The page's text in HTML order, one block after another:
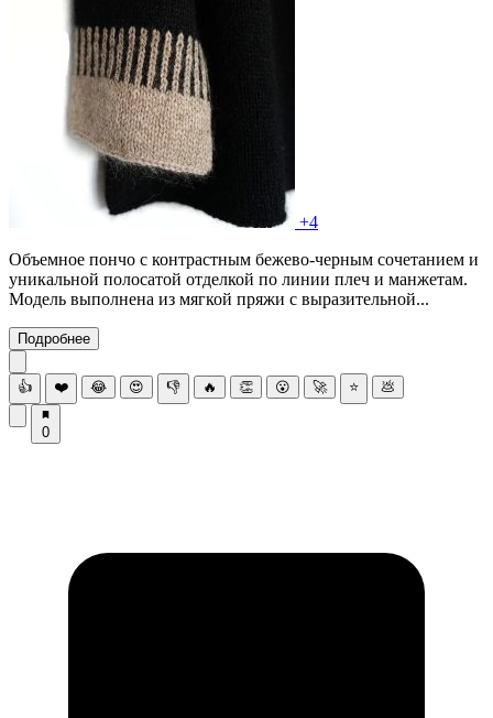
+4
Объемное пончо с контрастным бежево-черным сочетанием и
уникальной полосатой отделкой по линии плеч и манжетам.
Модель выполнена из мягкой пряжи с выразительной...
Подробнее
👍 ❤️ 😂 😍 👎 🔥 👏 😮 🚀 ⭐ 💩
0